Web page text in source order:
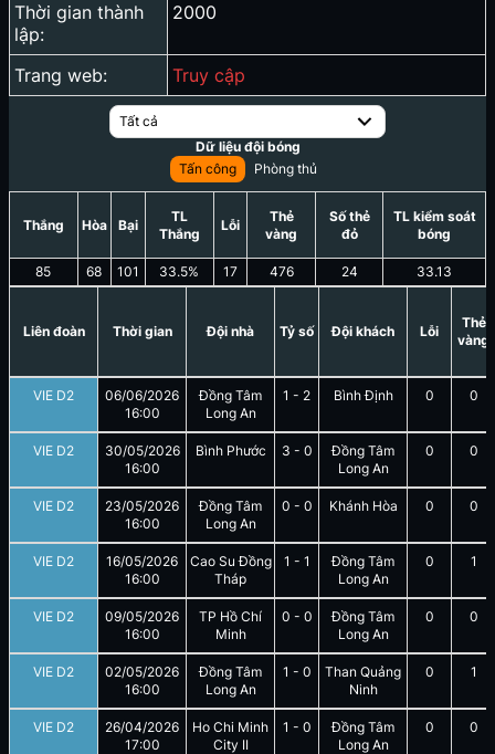
Thời gian thành
lập:
2000
Trang web: Truy cập
Tất cả
Dữ liệu đội bóng
Tấn công
Phòng thủ
Thắng
85
Hòa
68
Bại
101
TL
Thắng
33.5%
Lỗi
17
Thẻ
vàng
476
Số thẻ
đỏ
24
TL kiểm soát
bóng
33.13
Liên đoàn Thời gian Đội nhà Tỷ số Đội khách Lỗi
Thẻ
vàng
VIE D2
06/06/2026
16:00
Đồng Tâm
Long An
1 - 2 Bình Định 0 0
VIE D2
30/05/2026
16:00
Bình Phước 3 - 0
Đồng Tâm
Long An
0 0
VIE D2
23/05/2026
16:00
Đồng Tâm
Long An
0 - 0 Khánh Hòa 0 0
VIE D2
16/05/2026
16:00
Cao Su Đồng
Tháp
1 - 1
Đồng Tâm
Long An
0 1
VIE D2
09/05/2026
16:00
TP Hồ Chí
Minh
0 - 0
Đồng Tâm
Long An
0 0
VIE D2
02/05/2026
16:00
Đồng Tâm
Long An
1 - 0
Than Quảng
Ninh
0 1
VIE D2
26/04/2026
17:00
Ho Chi Minh
City II
1 - 0
Đồng Tâm
Long An
0 0